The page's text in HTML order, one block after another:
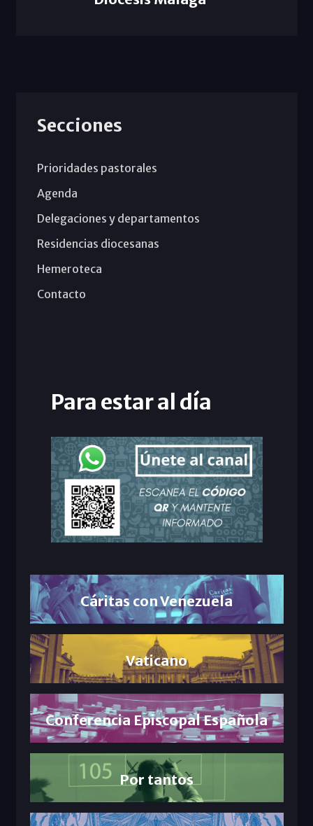
Secciones
Prioridades pastorales
Agenda
Delegaciones y departamentos
Residencias diocesanas
Hemeroteca
Contacto
Para estar al día
Cáritas con Venezuela
Vaticano
Conferencia Episcopal Española
Por tantos